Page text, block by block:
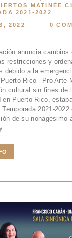
MATINÉE
2021-2022
2022 0
anuncia
restricciones y
debido a la
Rico –Pro Arte
cultural sin fines de
en Puerto Rico,
Temporada 2021-
de su nonagésimo